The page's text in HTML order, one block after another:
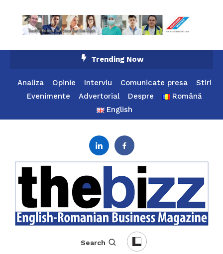
Content
Trending Now
Analiza Opinie Interviu Comunicate presa
Stiri
Evenimente
Advertorial Despre
Română
English
Search